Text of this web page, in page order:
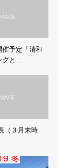
予定「清和
グと…
（３月末時